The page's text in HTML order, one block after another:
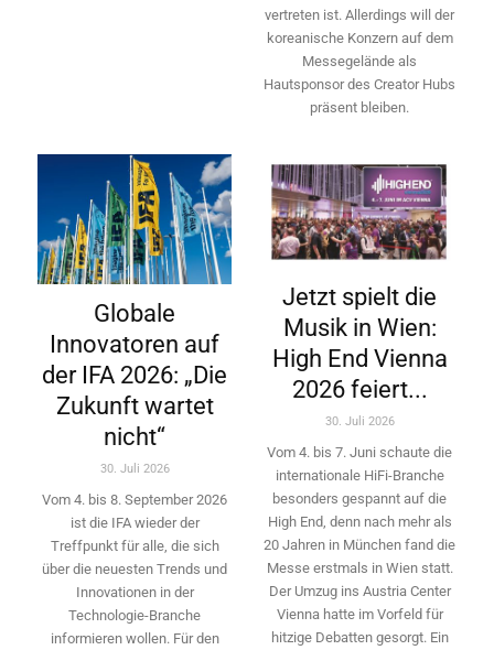
vertreten ist. Allerdings will ­der
koreanische Konzern auf dem
Messegelände als
Hautsponsor des Creator Hubs
präsent bleiben.
Globale
Innovatoren auf
der IFA 2026: „Die
Zukunft wartet
nicht“
30. Juli 2026
Vom 4. bis 8. September 2026
ist die IFA wieder der
Treffpunkt für alle, die sich
über die neuesten Trends und
Innovationen in der
Technologie-­Branche
informieren wollen. Für den
Jetzt spielt die
Musik in Wien:
High End Vienna
2026 feiert...
30. Juli 2026
Vom 4. bis 7. Juni schaute die
internationale HiFi-Branche
besonders gespannt auf die
High End, denn nach mehr als
20 Jahren in München fand die
Messe erstmals in Wien statt.
Der Umzug ins Austria Center
Vienna hatte im Vorfeld für
hitzige Debatten gesorgt. Ein